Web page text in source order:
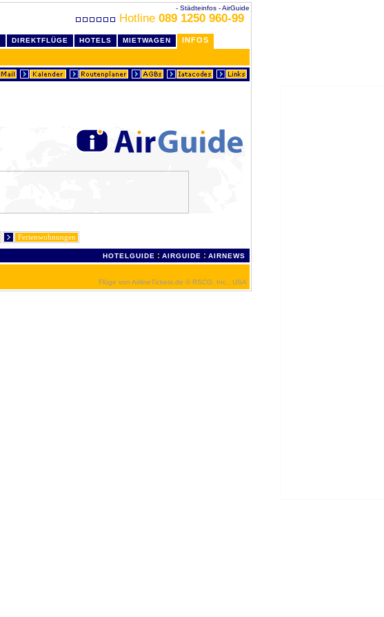
- Städteinfos - AirGuide
Hotline 089 1250 960-99
DIREKTFLÜGE HOTELS MIETWAGEN INFOS
Ferienwohnungen
HOTELGUIDE : AIRGUIDE : AIRNEWS
Flüge von AirlineTickets.de © RSCG, Inc., USA